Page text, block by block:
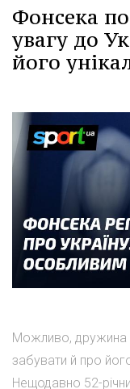
Фонсека
увагу до
його
Можливо, дружина
забувати й про
Нещодавно 52-